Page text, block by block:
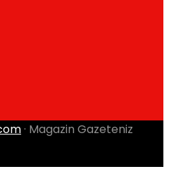
· Magazin Gazeteniz